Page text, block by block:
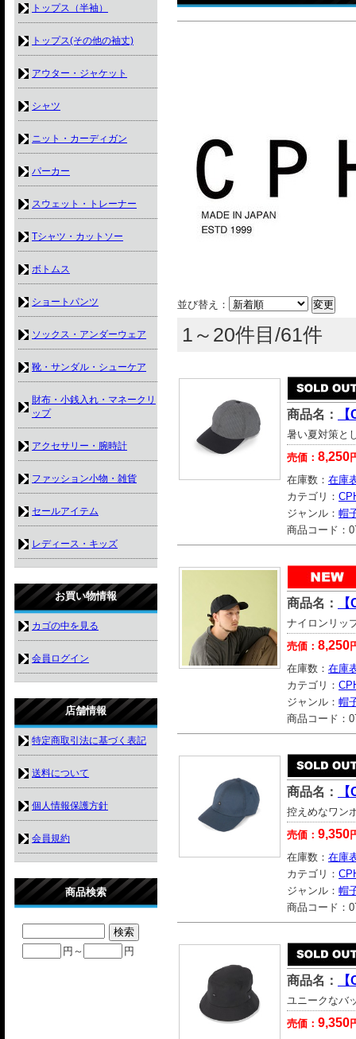
並び替え：
1～20件目/61件
商品名：
暑い夏対策と
売価： 8,250
在庫数： 在庫
カテゴリ：
ジャンル： 帽
商品コード：
商品名：
ナイロンリッ
売価： 8,250
在庫数： 在庫
カテゴリ：
ジャンル： 帽
商品コード：
商品名：
控えめなワン
売価： 9,350
在庫数： 在庫
カテゴリ：
ジャンル： 帽
商品コード：
商品名：
ユニークなバ
売価： 9,350
トップス（半袖）
トップス(その他の袖丈)
アウター・ジャケット
シャツ
ニット・カーディガン
パーカー
スウェット・トレーナー
Tシャツ・カットソー
ボトムス
ショートパンツ
ソックス・アンダーウェア
靴・サンダル・シューケア
財布・小銭入れ・マネークリ
ップ
アクセサリー・腕時計
ファッション小物・雑貨
セールアイテム
レディース・キッズ
お買い物情報
カゴの中を見る
会員ログイン
店舗情報
特定商取引法に基づく表記
送料について
個人情報保護方針
会員規約
商品検索
円～ 円